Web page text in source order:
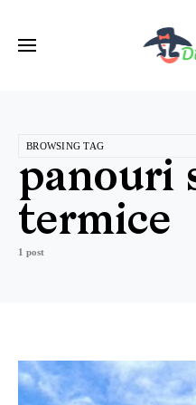
BROWSING TAG
panouri
termice
1 post